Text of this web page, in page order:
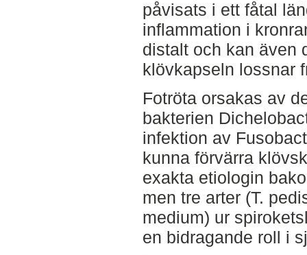
påvisats i ett fåtal
inflammation i
distalt och kan även
klövkapseln lossnar
Fotröta orsakas av
bakterien
infektion av
kunna förvärra
exakta etiologin
men tre arter (T.
medium) ur
en bidragande roll i